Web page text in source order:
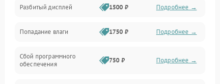
Механика
Управление
Электропитание
Разбитый дисплей 1500 ₽ Подробнее →
Попадание влаги 1750 ₽ Подробнее →
Сбой программного
обеспечения
750 ₽ Подробнее →